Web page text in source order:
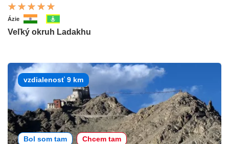
Ázie
Veľký okruh Ladakhu
vzdialenosť 9 km
Bol som tam Chcem tam